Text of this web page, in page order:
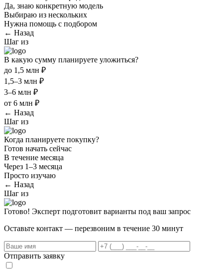
Да, знаю конкретную модель
Выбираю из нескольких
Нужна помощь с подбором
← Назад
Шаг из
В какую сумму планируете уложиться?
до 1,5 млн ₽
1,5–3 млн ₽
3–6 млн ₽
от 6 млн ₽
← Назад
Шаг из
Когда планируете покупку?
Готов начать сейчас
В течение месяца
Через 1–3 месяца
Просто изучаю
← Назад
Шаг из
Готово! Эксперт подготовит варианты под ваш запрос
Оставьте контакт — перезвоним в течение 30 минут
Отправить заявку